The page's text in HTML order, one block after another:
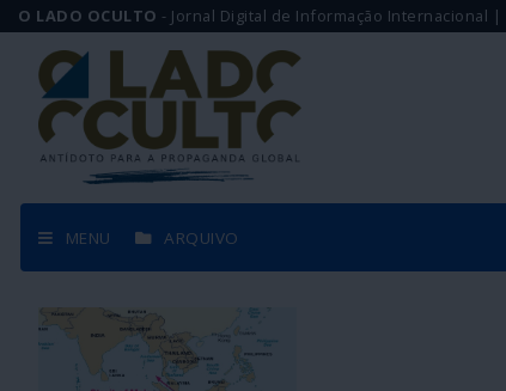
O LADO OCULTO - Jornal Digital de Informação Internacional |
MENU ARQUIVO